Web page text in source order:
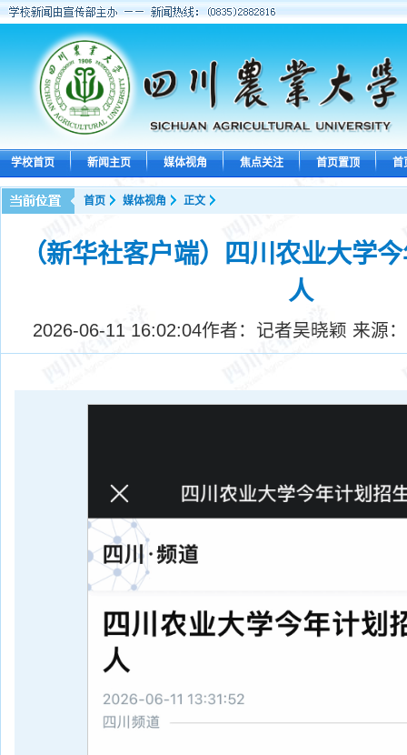
学校首页 新闻主页 媒体视角 焦点关注 首页置顶 首
首页 媒体视角 正文
（新华社客户端）四川农业大学
人
2026-06-11 16:02:04作者：记者吴晓颖 来源